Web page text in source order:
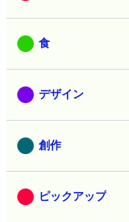
食
デザイン
創作
ピックアップ